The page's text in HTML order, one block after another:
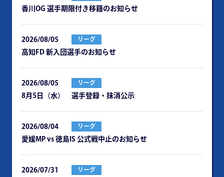
⾹川OG 選⼿期限付き移籍のお知らせ
2026/08/05 リーグ
⾼知FD 新⼊団選⼿のお知らせ
2026/08/05 リーグ
8月5日（水） 選手登録・抹消公示
2026/08/04 リーグ
愛媛MP vs 徳島IS 公式戦中⽌のお知らせ
2026/07/31 リーグ